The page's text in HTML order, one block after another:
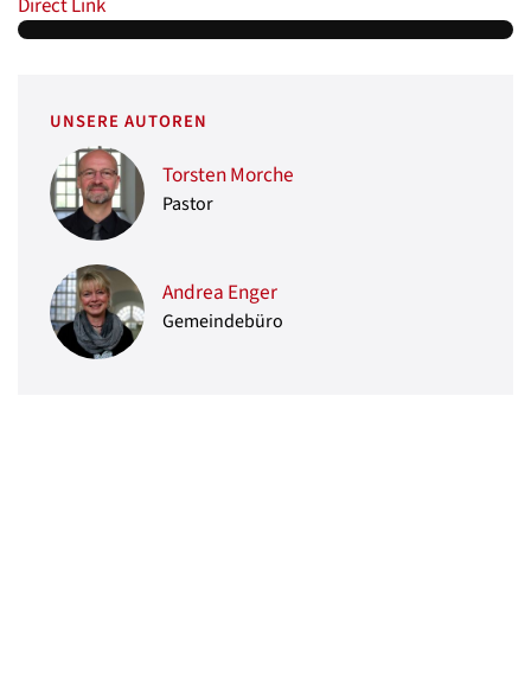
Direct Link
UNSERE AUTOREN
Torsten Morche
Pastor
Andrea Enger
Gemeindebüro